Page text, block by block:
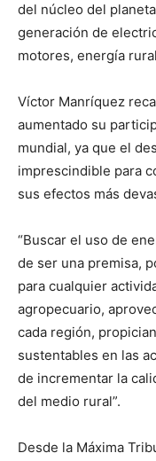
del núcleo del
generación de
motores, energía
Víctor Manríquez
aumentado su
mundial, ya que el
imprescindible para
sus efectos más
“Buscar el uso de
de ser una premisa,
para cualquier
agropecuario,
cada región,
sustentables en las
de incrementar la
del medio rural”.
Desde la Máxima